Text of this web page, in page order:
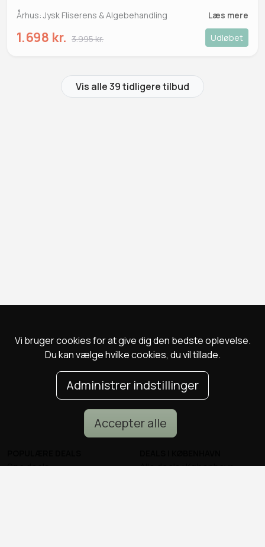
Vi bruger cookies for at give dig den bedste oplevelse.
Du kan vælge hvilke cookies, du vil tillade.
Administrer indstillinger
Accepter alle
Århus: Jysk Fliserens & Algebehandling Læs mere
1.698 kr. 3.995 kr. Udløbet
Vis alle 39 tidligere tilbud
Spa deals
Alle deals i København